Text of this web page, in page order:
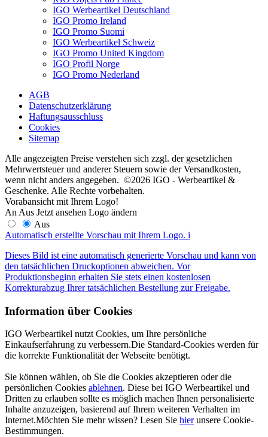
IGO Werbeartikel Deutschland
IGO Promo Ireland
IGO Promo Suomi
IGO Werbeartikel Schweiz
IGO Promo United Kingdom
IGO Profil Norge
IGO Promo Nederland
AGB
Datenschutzerklärung
Haftungsausschluss
Cookies
Sitemap
Alle angezeigten Preise verstehen sich zzgl. der gesetzlichen
Mehrwertsteuer und anderer Steuern sowie der Versandkosten,
wenn nicht anders angegeben. ©2026 IGO - Werbeartikel &
Geschenke. Alle Rechte vorbehalten.
Vorabansicht mit Ihrem Logo!
An Aus Jetzt ansehen Logo ändern
Aus
Automatisch erstellte Vorschau mit Ihrem Logo. i
Dieses Bild ist eine automatisch generierte Vorschau und kann von
den tatsächlichen Druckoptionen abweichen. Vor
Produktionsbeginn erhalten Sie stets einen kostenlosen
Korrekturabzug Ihrer tatsächlichen Bestellung zur Freigabe.
Information über Cookies
IGO Werbeartikel nutzt Cookies, um Ihre persönliche
Einkaufserfahrung zu verbessern.Die Standard-Cookies werden für
die korrekte Funktionalität der Webseite benötigt.
Sie können wählen, ob Sie die Cookies akzeptieren oder die
persönlichen Cookies ablehnen. Diese bei IGO Werbeartikel und
Dritten zu erlauben sollte es möglich machen Ihnen personalisierte
Inhalte anzuzeigen, basierend auf Ihrem weiteren Verhalten im
Internet.Möchten Sie mehr wissen? Lesen Sie hierunsere Cookie-
Bestimmungen.